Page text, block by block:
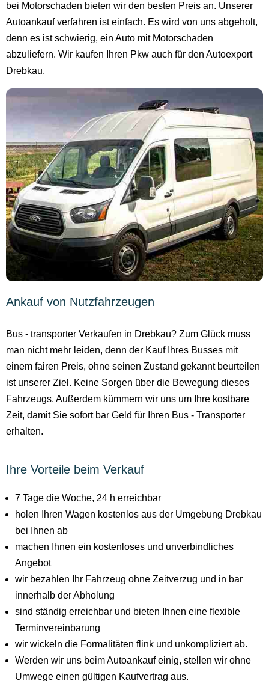
bei Motorschaden bieten wir den besten Preis an. Unserer
Autoankauf verfahren ist einfach. Es wird von uns abgeholt,
denn es ist schwierig, ein Auto mit Motorschaden
abzuliefern. Wir kaufen Ihren Pkw auch für den Autoexport
Drebkau.
Ankauf von Nutzfahrzeugen
Bus - transporter Verkaufen in Drebkau? Zum Glück muss
man nicht mehr leiden, denn der Kauf Ihres Busses mit
einem fairen Preis, ohne seinen Zustand gekannt beurteilen
ist unserer Ziel. Keine Sorgen über die Bewegung dieses
Fahrzeugs. Außerdem kümmern wir uns um Ihre kostbare
Zeit, damit Sie sofort bar Geld für Ihren Bus - Transporter
erhalten.
Ihre Vorteile beim Verkauf
7 Tage die Woche, 24 h erreichbar
holen Ihren Wagen kostenlos aus der Umgebung Drebkau
bei Ihnen ab
machen Ihnen ein kostenloses und unverbindliches
Angebot
wir bezahlen Ihr Fahrzeug ohne Zeitverzug und in bar
innerhalb der Abholung
sind ständig erreichbar und bieten Ihnen eine flexible
Terminvereinbarung
wir wickeln die Formalitäten flink und unkompliziert ab.
Werden wir uns beim Autoankauf einig, stellen wir ohne
Umwege einen gültigen Kaufvertrag aus.